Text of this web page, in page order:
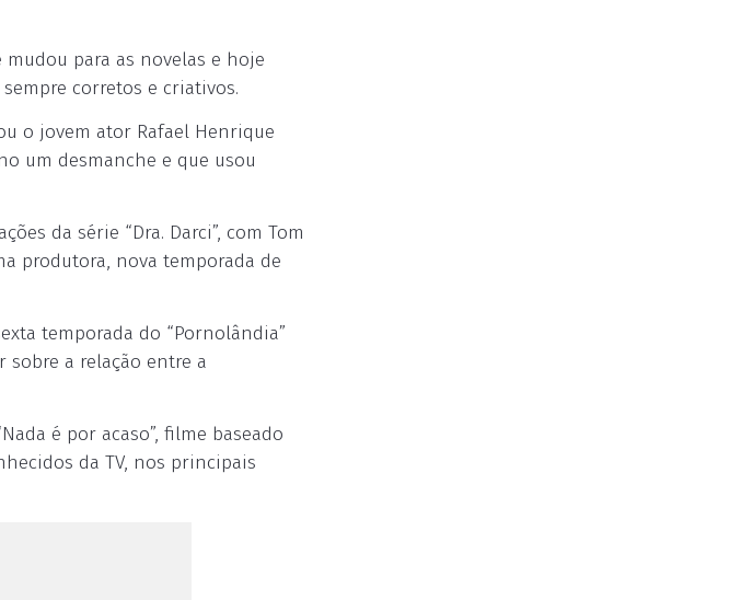
para as novelas e hoje
corretos e criativos.
o jovem ator Rafael Henrique
um desmanche e que usou
da série “Dra. Darci”, com Tom
produtora, nova temporada de
temporada do “Pornolândia”
sobre a relação entre a
é por acaso”, filme baseado
da TV, nos principais